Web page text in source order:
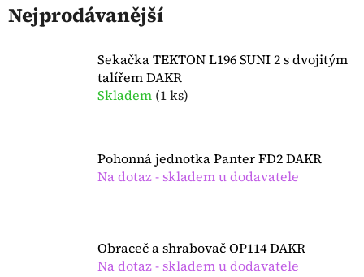
Nejprodávanější
Sekačka TEKTON L196 SUNI 2 s dvojitým
talířem DAKR
Skladem (1 ks)
Pohonná jednotka Panter FD2 DAKR
Na dotaz - skladem u dodavatele
Obraceč a shrabovač OP114 DAKR
Na dotaz - skladem u dodavatele